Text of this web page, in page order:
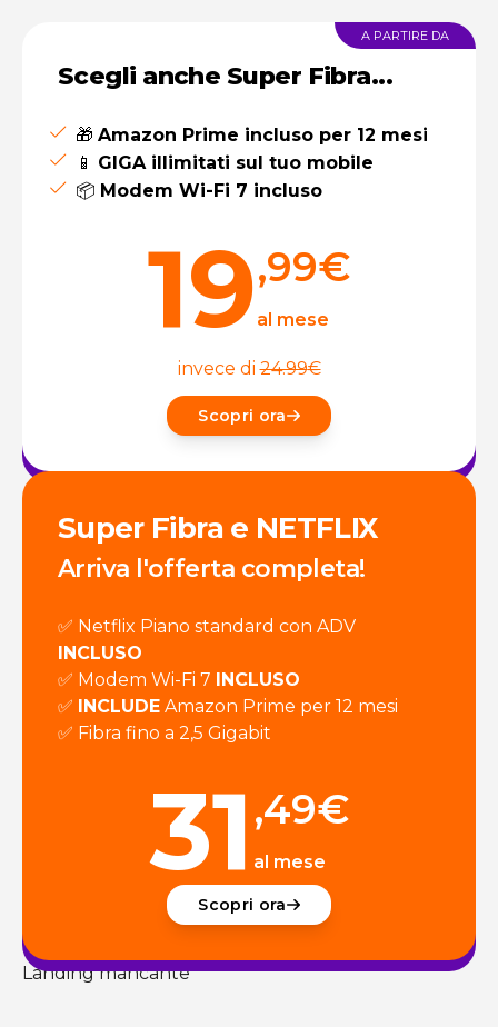
Scegli anche Super Fibra...
🎁 Amazon Prime incluso per 12 mesi
📱 GIGA illimitati sul tuo mobile
📦 Modem Wi-Fi 7 incluso
19,99€
al mese
invece di 24.99€
Scopri ora
A PARTIRE DA
Super Fibra e NETFLIX
Arriva l'offerta completa!
✅ Netflix Piano standard con ADV
INCLUSO
✅ Modem Wi-Fi 7 INCLUSO
✅ INCLUDE Amazon Prime per 12 mesi
✅ Fibra fino a 2,5 Gigabit
31 ,49€
al mese
Scopri ora
Landing mancante